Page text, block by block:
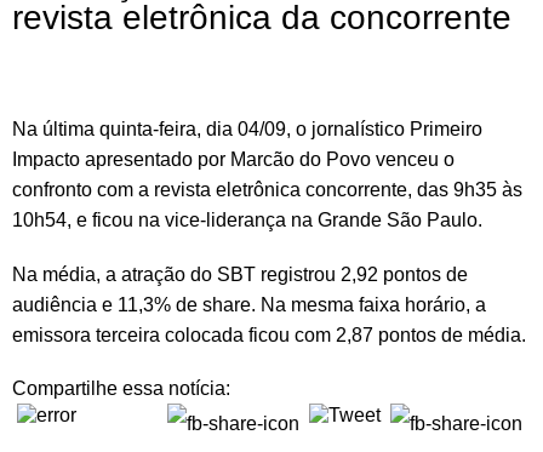
revista eletrônica da concorrente
Na última quinta-feira, dia 04/09, o jornalístico Primeiro
Impacto apresentado por Marcão do Povo venceu o
confronto com a revista eletrônica concorrente, das 9h35 às
10h54, e ficou na vice-liderança na Grande São Paulo.
Na média, a atração do SBT registrou 2,92 pontos de
audiência e 11,3% de share. Na mesma faixa horário, a
emissora terceira colocada ficou com 2,87 pontos de média.
Compartilhe essa notícia: